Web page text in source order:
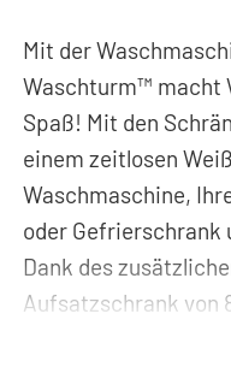
Mit der
Waschturm™ macht
Spaß! Mit den
einem zeitlosen
Waschmaschine,
oder Gefrierschrank
Dank des
Aufsatzschrank von